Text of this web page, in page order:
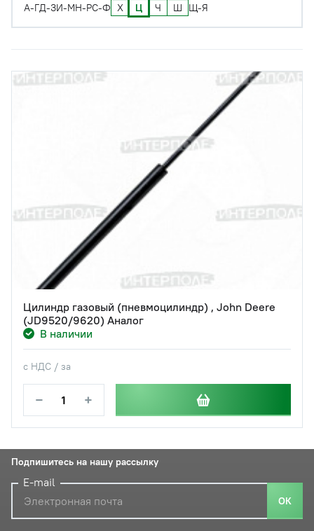
А-ГД-ЗИ-МН-РС-Ф Х Ц Ч Ш Щ-Я
Цилиндр газовый (пневмоцилиндр) , John Deere
(JD9520/9620) Аналог
В наличии
с НДС / за
− +
Подпишитесь на нашу рассылку
E-mail
ОК